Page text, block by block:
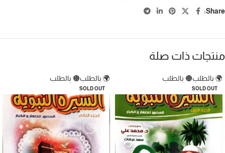
Share:
منتجات ذات صلة
🌍 بالطلب🟠 بالطلب
SOLD OUT
🌍 بالطلب🟠 بالطلب
SOLD OUT